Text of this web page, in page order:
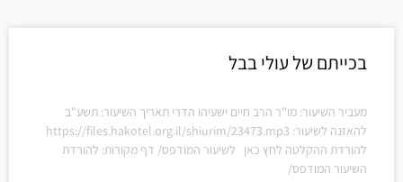
בכייתם של עולי בבל
מעביר השיעור: מו"ר הרב חיים ישעיהו הדרי תאריך השיעור: תשע"ב
להאזנה לשיעור: https://files.hakotel.org.il/shiurim/23473.mp3
להורדת ההקלטה לחץ כאן לשיעור המודפס/ דף מקורות: להורדת
השיעור המודפס/